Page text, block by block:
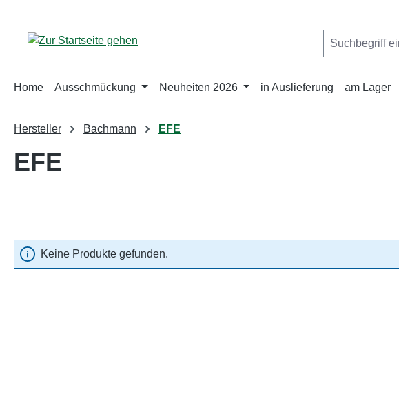
Home Ausschmückung Neuheiten 2026 in Auslieferung am Lager
Hersteller Bachmann EFE
EFE
Keine Produkte gefunden.